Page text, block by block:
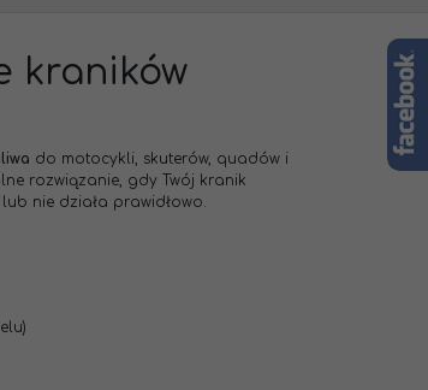
kraników
do motocykli, skuterów, quadów i
rozwiązanie, gdy Twój kranik
nie działa prawidłowo.